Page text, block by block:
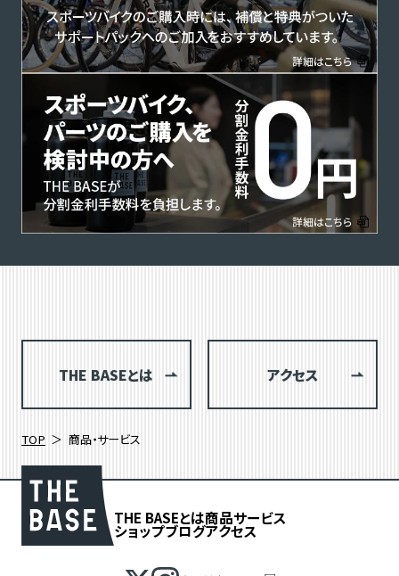
THE BASEとは アクセス
TOP 商品・サービス
THE BASEとは商品サービス
ショップブログアクセス